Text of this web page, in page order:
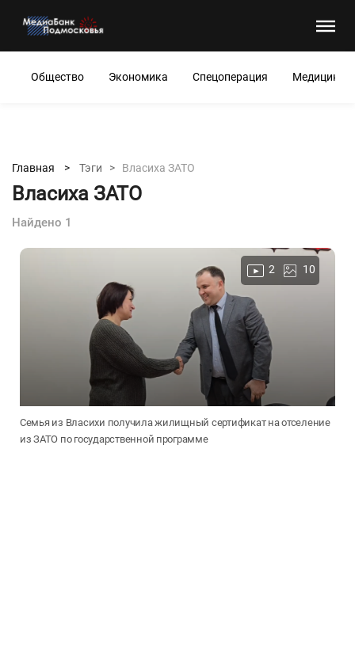
Общество Экономика Спецоперация Медицина
Главная > Тэги > Власиха ЗАТО
Власиха ЗАТО
Найдено 1
2 10
Семья из Власихи получила жилищный сертификат на отселение
из ЗАТО по государственной программе